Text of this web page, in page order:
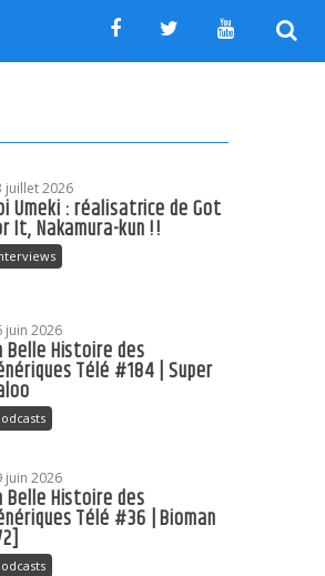
juillet 2026
Umeki : réalisatrice de Got
It, Nakamura-kun !!
juin 2026
Belle Histoire des
Télé #184 | Super
juin 2026
Belle Histoire des
Télé #36 | Bioman